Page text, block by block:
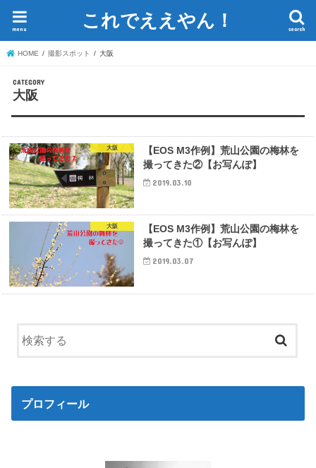
これでええやん！ search
menu
HOME 撮影スポット 大阪
大阪
大阪
【EOS M3作例】荒山公園の梅林を
撮ってきた②【お写んぽ】
2019.03.10
大阪
【EOS M3作例】荒山公園の梅林を
撮ってきた①【お写んぽ】
2019.03.07
プロフィール